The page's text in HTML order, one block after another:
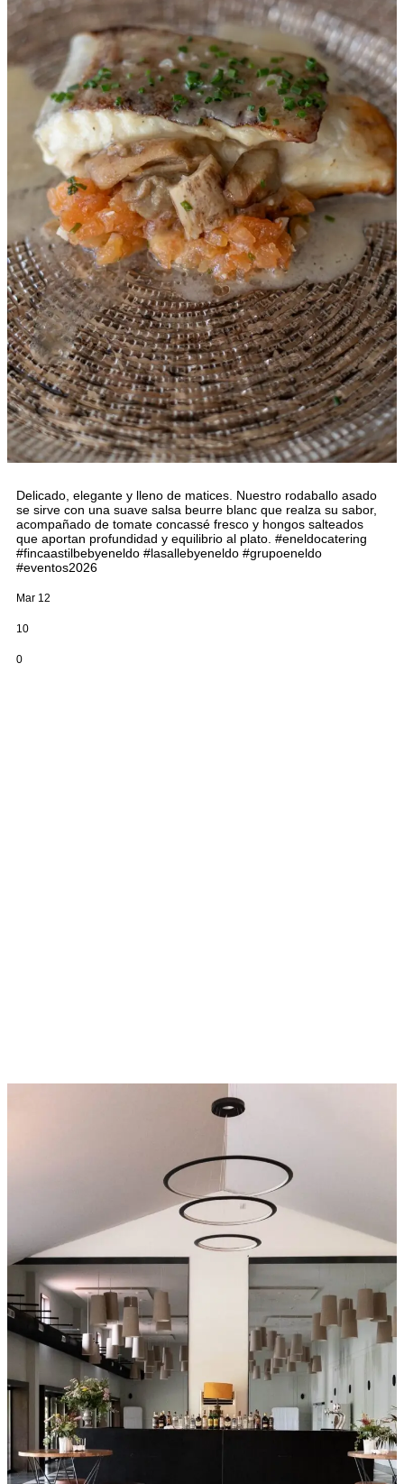
Delicado, elegante y lleno de matices. Nuestro rodaballo asado
se sirve con una suave salsa beurre blanc que realza su sabor,
acompañado de tomate concassé fresco y hongos salteados
que aportan profundidad y equilibrio al plato. #eneldocatering
#fincaastilbebyeneldo #lasallebyeneldo #grupoeneldo
#eventos2026
Mar 12
10
0